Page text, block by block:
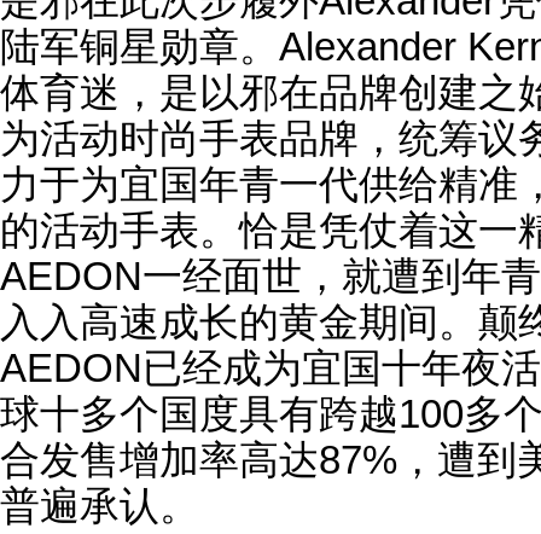
陆军铜星勋章。Alexander
体育迷，是以邪在品牌创建之
为活动时尚手表品牌，统筹议
力于为宜国年青一代供给精准
的活动手表。恰是凭仗着这一
AEDON一经面世，就遭到年
入入高速成长的黄金期间。颠
AEDON已经成为宜国十年夜
球十多个国度具有跨越100多
合发售增加率高达87%，遭到
普遍承认。